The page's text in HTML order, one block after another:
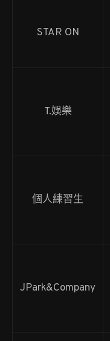
STAR ON
T.娛樂
個人練習生
JPark&Company